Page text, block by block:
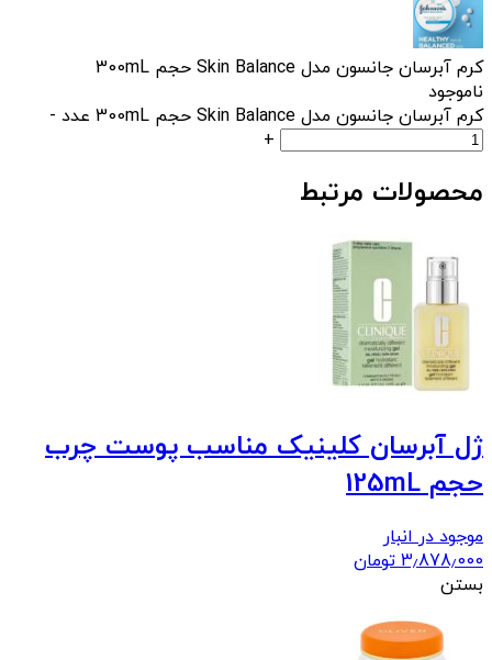
کرم آبرسان جانسون مدل Skin Balance حجم 300mL
ناموجود
کرم آبرسان جانسون مدل Skin Balance حجم 300mL عدد
-
+
محصولات مرتبط
ژل آبرسان کلینیک مناسب پوست چرب
حجم 125mL
موجود در انبار
3٫878٫000 تومان
بستن